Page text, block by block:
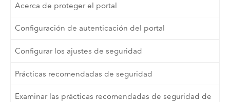
Acerca de proteger el portal
Configuración de autenticación del portal
Configurar los ajustes de seguridad
Prácticas recomendadas de seguridad
Examinar las prácticas recomendadas de seguridad de